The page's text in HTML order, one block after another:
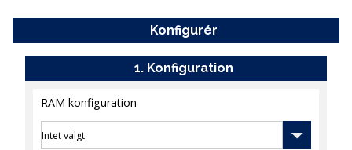
Konfigurér
Konfiguration
RAM konfiguration